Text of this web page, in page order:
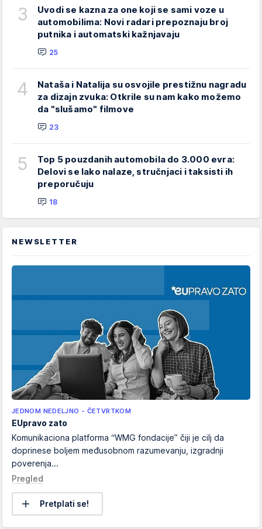
3
Uvodi se kazna za one koji se sami voze u
automobilima: Novi radari prepoznaju broj
putnika i automatski kažnjavaju
25
4
Nataša i Natalija su osvojile prestižnu nagradu
za dizajn zvuka: Otkrile su nam kako možemo
da "slušamo" filmove
23
5
Top 5 pouzdanih automobila do 3.000 evra:
Delovi se lako nalaze, stručnjaci i taksisti ih
preporučuju
18
NEWSLETTER
JEDNOM NEDELJNO - ČETVRTKOM
EUpravo zato
Komunikaciona platforma “WMG fondacije” čiji je cilj da
doprinese boljem međusobnom razumevanju, izgradnji
poverenja...
Pregled
Pretplati se!